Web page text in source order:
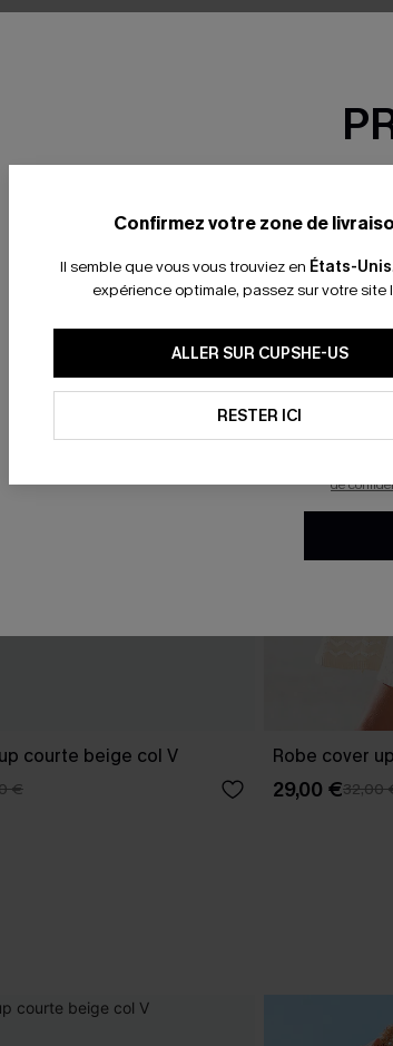
courte beige col V
€
Robe cover
29,00 €32,00
Confirmez votre zone de
Il semble que vous vous trouviez en États-Unis.
expérience optimale, passez sur votre site
ALLER SUR CUPSHE-US
RESTER ICI
*Un
En
mails
pouvons
savoir si
produits
de